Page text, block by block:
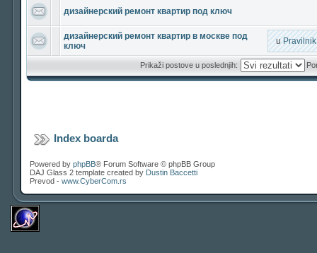
дизайнерский ремонт квартир под ключ
дизайнерский ремонт квартир в москве под
ключ
u
Prikaži postove u poslednjih:
Index boarda
Powered by phpBB® Forum Software © phpBB Group
DAJ Glass 2 template created by Dustin Baccetti
Prevod - www.CyberCom.rs